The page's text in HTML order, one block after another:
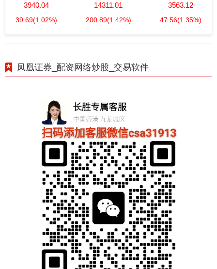
3940.04
39.69(1.02%)
14311.01
200.89(1.42%)
3563.12
47.56(1.35%)
凤凰证券_配资网络炒股_交易软件